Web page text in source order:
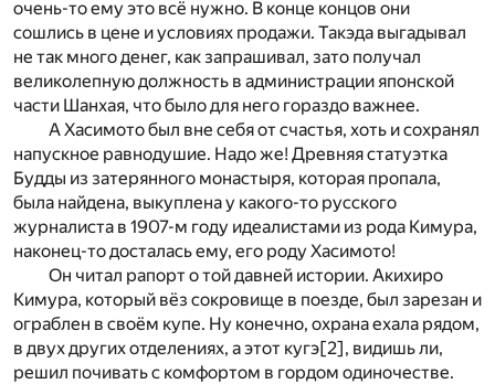
очень-то ему это всё нужно. В конце концов они
сошлись в цене и условиях продажи. Такэда выгадывал
не так много денег, как запрашивал, зато получал
великолепную должность в администрации японской
части Шанхая, что было для него гораздо важнее.
А Хасимото был вне себя от счастья, хоть и сохранял
напускное равнодушие. Надо же! Древняя статуэтка
Будды из затерянного монастыря, которая пропала,
была найдена, выкуплена у какого-то русского
журналиста в 1907-м году идеалистами из рода Кимура,
наконец-то досталась ему, его роду Хасимото!
Он читал рапорт о той давней истории. Акихиро
Кимура, который вёз сокровище в поезде, был зарезан и
ограблен в своём купе. Ну конечно, охрана ехала рядом,
в двух других отделениях, а этот кугэ[2], видишь ли,
решил почивать с комфортом в гордом одиночестве.